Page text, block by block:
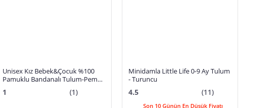
Unisex Kız Bebek&Çocuk %100
Pamuklu Bandanalı Tulum-Pembe
1 (1)
Minidamla Little Life 0-9 Ay Tulum
- Turuncu
4.5 (11)
Son 10 Günün En Düşük Fiyatı